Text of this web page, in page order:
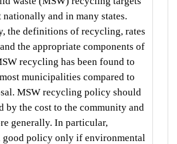
nationally and in many states.
the definitions of recycling, rates
the appropriate components of
recycling has been found to
municipalities compared to
MSW recycling policy should
by the cost to the community and
generally. In particular,
good policy only if environmental